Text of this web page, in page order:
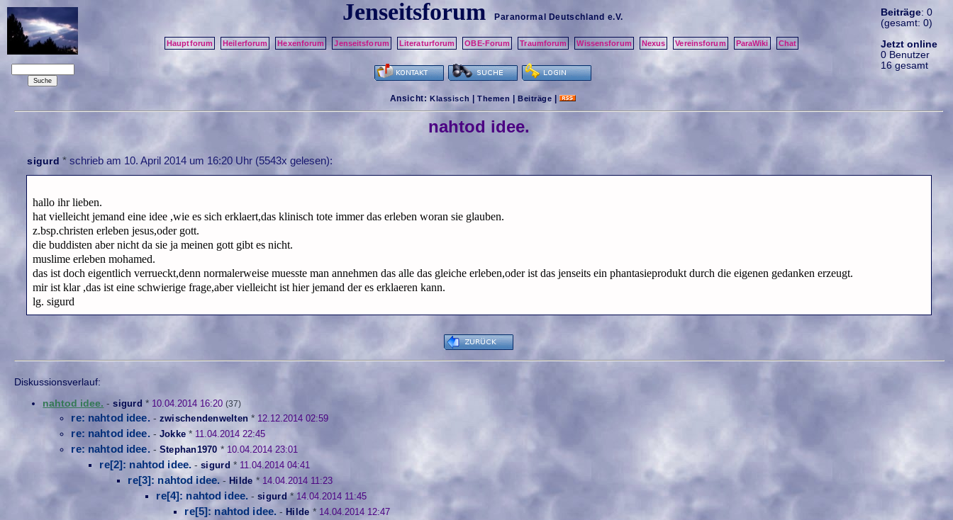
Beiträge: 0
(gesamt: 0)
Jetzt online
0 Benutzer
16 gesamt
Jenseitsforum Paranormal Deutschland e.V.
Hauptforum Heilerforum Hexenforum Jenseitsforum Literaturforum OBE-Forum Traumforum Wissensforum Nexus Vereinsforum ParaWiki Chat
Ansicht:Klassisch Themen |Beiträge |
nahtod idee.
sigurd *schrieb am 10. April 2014 um 16:20 Uhr (5543x gelesen):
hallo ihr lieben.
hat vielleicht jemand eine idee ,wie es sich erklaert,das klinisch tote immer das erleben woran sie glauben.
z.bsp.christen erleben jesus,oder gott.
die buddisten aber nicht da sie ja meinen gott gibt es nicht.
muslime erleben mohamed.
das ist doch eigentlich verrueckt,denn normalerweise muesste man annehmen das alle das gleiche erleben,oder ist das jenseits ein phantasieprodukt durch die eigenen gedanken erzeugt.
mir ist klar ,das ist eine schwierige frage,aber vielleicht ist hier jemand der es erklaeren kann.
lg. sigurd
Diskussionsverlauf:
nahtod idee. -sigurd * 10.04.2014 16:20 (37)
re: nahtod idee.- zwischendenwelten * 12.12.2014 02:59
re: nahtod idee.- Jokke * 11.04.2014 22:45
re: nahtod idee.- Stephan1970 * 10.04.2014 23:01
re[2]: nahtod idee. -sigurd * 11.04.2014 04:41
re[3]: nahtod idee. - Hilde * 14.04.2014 11:23
re[4]: nahtod idee. -sigurd* 14.04.2014 11:45
re[5]: nahtod idee. - Hilde * 14.04.2014 12:47